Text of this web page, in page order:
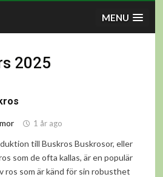
MENU
2025
1 år ago
till Buskros Buskrosor, eller
som de ofta kallas, är en populär
ros som är känd för sin robusthet